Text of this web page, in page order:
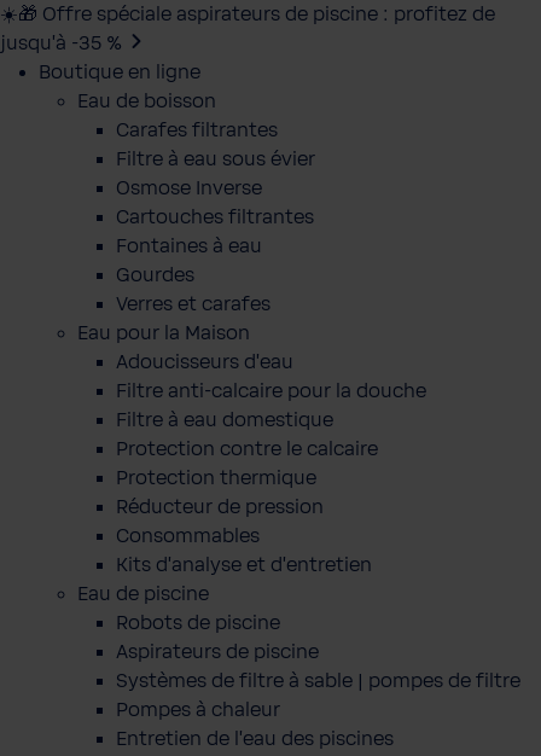
☀️🎁 Offre spéciale aspirateurs de piscine : profitez de
jusqu’à -35 %
Boutique en ligne
Eau de boisson
Carafes filtrantes
Filtre à eau sous évier
Osmose Inverse
Cartouches filtrantes
Fontaines à eau
Gourdes
Verres et carafes
Eau pour la Maison
Adoucisseurs d'eau
Filtre anti-calcaire pour la douche
Filtre à eau domestique
Protection contre le calcaire
Protection thermique
Réducteur de pression
Consommables
Kits d'analyse et d'entretien
Eau de piscine
Robots de piscine
Aspirateurs de piscine
Systèmes de filtre à sable | pompes de filtre
Pompes à chaleur
Entretien de l'eau des piscines